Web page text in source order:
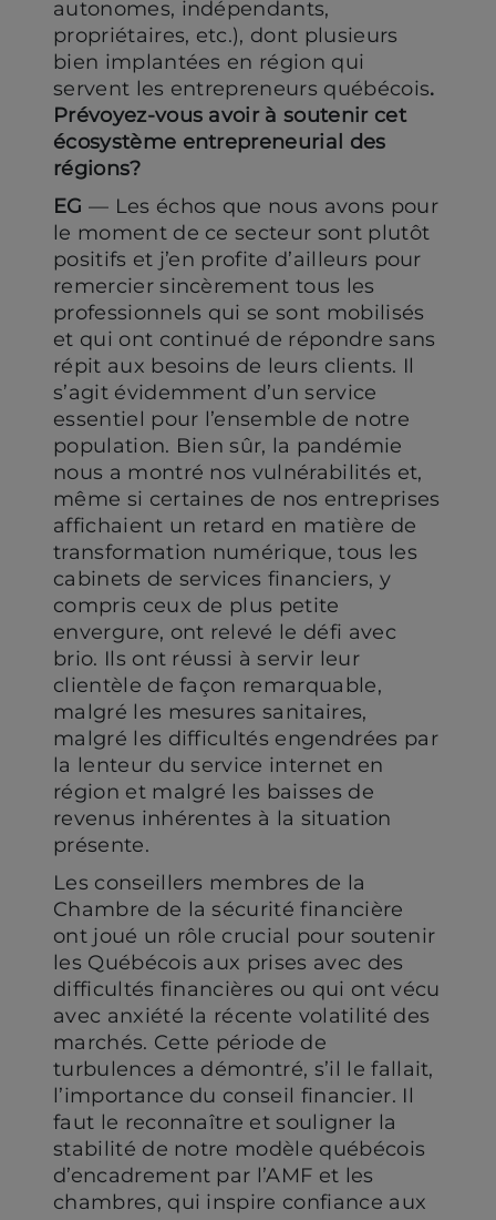
autonomes, indépendants,
propriétaires, etc.), dont plusieurs
bien implantées en région qui
servent les entrepreneurs québécois.
Prévoyez-vous avoir à soutenir cet
écosystème entrepreneurial des
régions?
EG — Les échos que nous avons pour
le moment de ce secteur sont plutôt
positifs et j’en profite d’ailleurs pour
remercier sincèrement tous les
professionnels qui se sont mobilisés
et qui ont continué de répondre sans
répit aux besoins de leurs clients. Il
s’agit évidemment d’un service
essentiel pour l’ensemble de notre
population. Bien sûr, la pandémie
nous a montré nos vulnérabilités et,
même si certaines de nos entreprises
affichaient un retard en matière de
transformation numérique, tous les
cabinets de services financiers, y
compris ceux de plus petite
envergure, ont relevé le défi avec
brio. Ils ont réussi à servir leur
clientèle de façon remarquable,
malgré les mesures sanitaires,
malgré les difficultés engendrées par
la lenteur du service internet en
région et malgré les baisses de
revenus inhérentes à la situation
présente.
Les conseillers membres de la
Chambre de la sécurité financière
ont joué un rôle crucial pour soutenir
les Québécois aux prises avec des
difficultés financières ou qui ont vécu
avec anxiété la récente volatilité des
marchés. Cette période de
turbulences a démontré, s’il le fallait,
l’importance du conseil financier. Il
faut le reconnaître et souligner la
stabilité de notre modèle québécois
d’encadrement par l’AMF et les
chambres, qui inspire confiance aux